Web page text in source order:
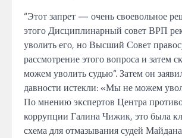
“Этотзапрет — оченьсвоевольное
этого Дисциплинарный советВРП
уволить его, но Высший Совет
рассмотрениеэтоговопроса и затем
можем уволить судью“. Затем он
давности истекли:«Мынеможем
По мнению экспертов Центра
коррупции Галина Чижик, этобыла
схема для отмазывания судей